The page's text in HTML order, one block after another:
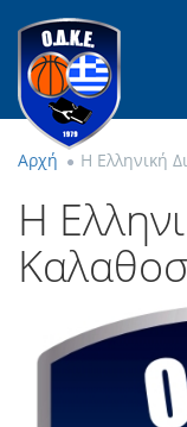
Αρχή Η Ελληνική
Η